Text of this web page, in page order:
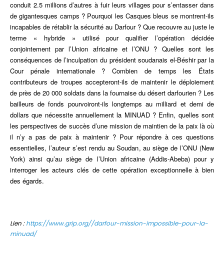
conduit 2.5 millions d’autres à fuir leurs villages pour s’entasser dans
de gigantesques camps ? Pourquoi les Casques bleus se montrent-ils
incapables de rétablir la sécurité au Darfour ? Que recouvre au juste le
terme « hybride » utilisé pour qualifier l’opération décidée
conjointement par l’Union africaine et l’ONU ? Quelles sont les
conséquences de l’inculpation du président soudanais el-Béshir par la
Cour pénale internationale ? Combien de temps les États
contributeurs de troupes accepteront-ils de maintenir le déploiement
de près de 20 000 soldats dans la fournaise du désert darfourien ? Les
bailleurs de fonds pourvoiront-ils longtemps au milliard et demi de
dollars que nécessite annuellement la MINUAD ? Enfin, quelles sont
les perspectives de succès d’une mission de maintien de la paix là où
il n’y a pas de paix à maintenir ? Pour répondre à ces questions
essentielles, l’auteur s’est rendu au Soudan, au siège de l’ONU (New
York) ainsi qu’au siège de l’Union africaine (Addis-Abeba) pour y
interroger les acteurs clés de cette opération exceptionnelle à bien
des égards.
Lien :https://www.grip.org//darfour-mission-impossible-pour-la-
minuad/